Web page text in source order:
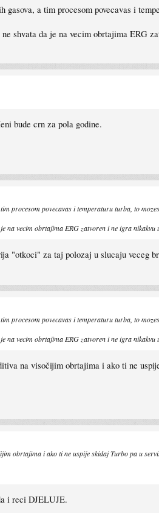
a tim procesom povecavas i
shvata da je na vecim obrtajima ERG
bude crn za pola godine.
procesom povecavas i temperaturu turba, to
na vecim obrtajima ERG zatvoren i ne igra nikakvu
"otkoci" za taj polozaj u slucaju veceg
procesom povecavas i temperaturu turba, to
na vecim obrtajima ERG zatvoren i ne igra nikakvu
na visočijim obrtajima i ako ti ne
obrtajima i ako ti ne uspije skidaj Turbo pa u
i reci DJELUJE.